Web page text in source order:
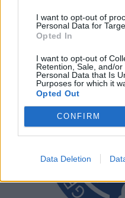
I want to opt-out of
Personal Data for
Opted In
I want to opt-out of
Retention, Sale, and/
Personal Data that Is
Purposes for which it
Opted Out
CONFIRM
Data Deletion